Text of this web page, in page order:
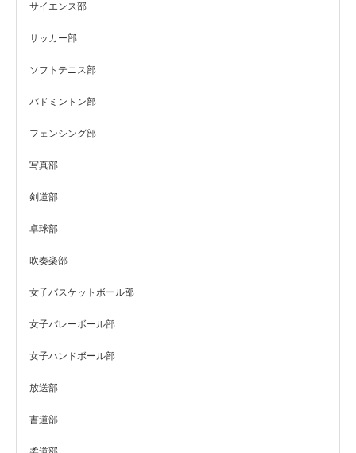
サイエンス部
サッカー部
ソフトテニス部
バドミントン部
フェンシング部
写真部
剣道部
卓球部
吹奏楽部
女子バスケットボール部
女子バレーボール部
女子ハンドボール部
放送部
書道部